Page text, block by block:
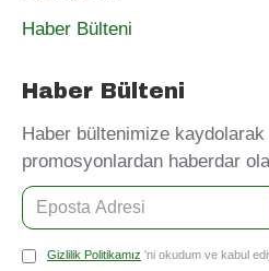
Haber Bülteni
Haber Bülteni
Haber bültenimize
promosyonlardan haberdar
Gizlilik Politikamız 'ni okudum ve kabul